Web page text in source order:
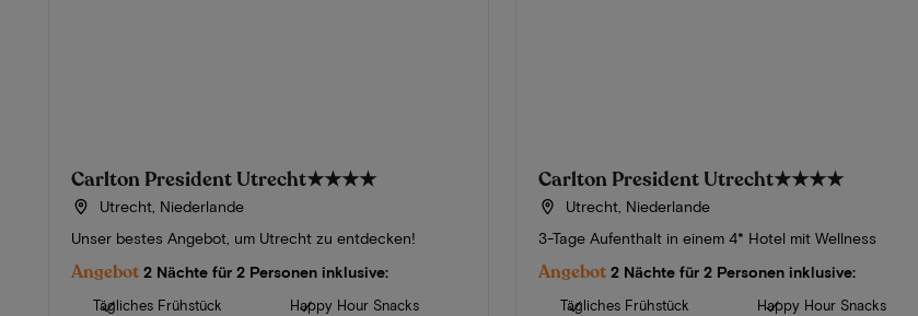
Carlton President Utrecht★★★★
Utrecht, Niederlande
Unser bestes Angebot, um Utrecht zu entdecken!
Angebot 2 Nächte für 2 Personen inklusive:
Tägliches Frühstück
Happy Hour Snacks
Carlton President Utrecht★★★★
Utrecht, Niederlande
3-Tage Aufenthalt in einem 4* Hotel mit Wellness
Angebot 2 Nächte für 2 Personen inklusive:
Tägliches Frühstück
Happy Hour Snacks